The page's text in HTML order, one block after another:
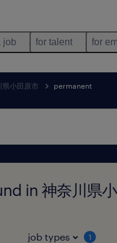
job for talent for
県小田原市 permanent
in 神奈川県
job types 1